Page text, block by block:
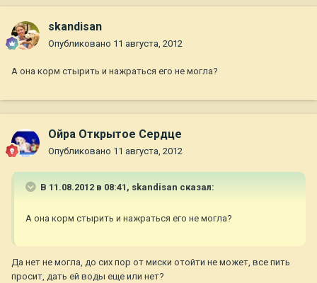
skandisan
Опубликовано 11 августа, 2012
А она корм стырить и нажраться его не могла?
Ойра Открытое Сердце
Опубликовано 11 августа, 2012
В 11.08.2012 в 08:41, skandisan сказал:
А она корм стырить и нажраться его не могла?
Да нет не могла, до сих пор от миски отойти не может, все пить
просит, дать ей воды еще или нет?